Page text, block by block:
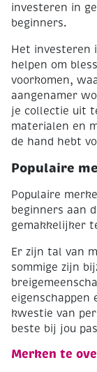
investeren in
beginners.
Het investeren
helpen om
voorkomen,
aangenamer
je collectie uit
materialen en
de hand hebt
Populaire
Populaire
beginners aan
gemakkelijker
Er zijn tal van
sommige zijn
eigenschappen
kwestie van
beste bij jou
Merken te